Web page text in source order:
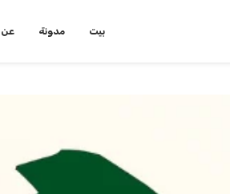
بيت مدونة عن